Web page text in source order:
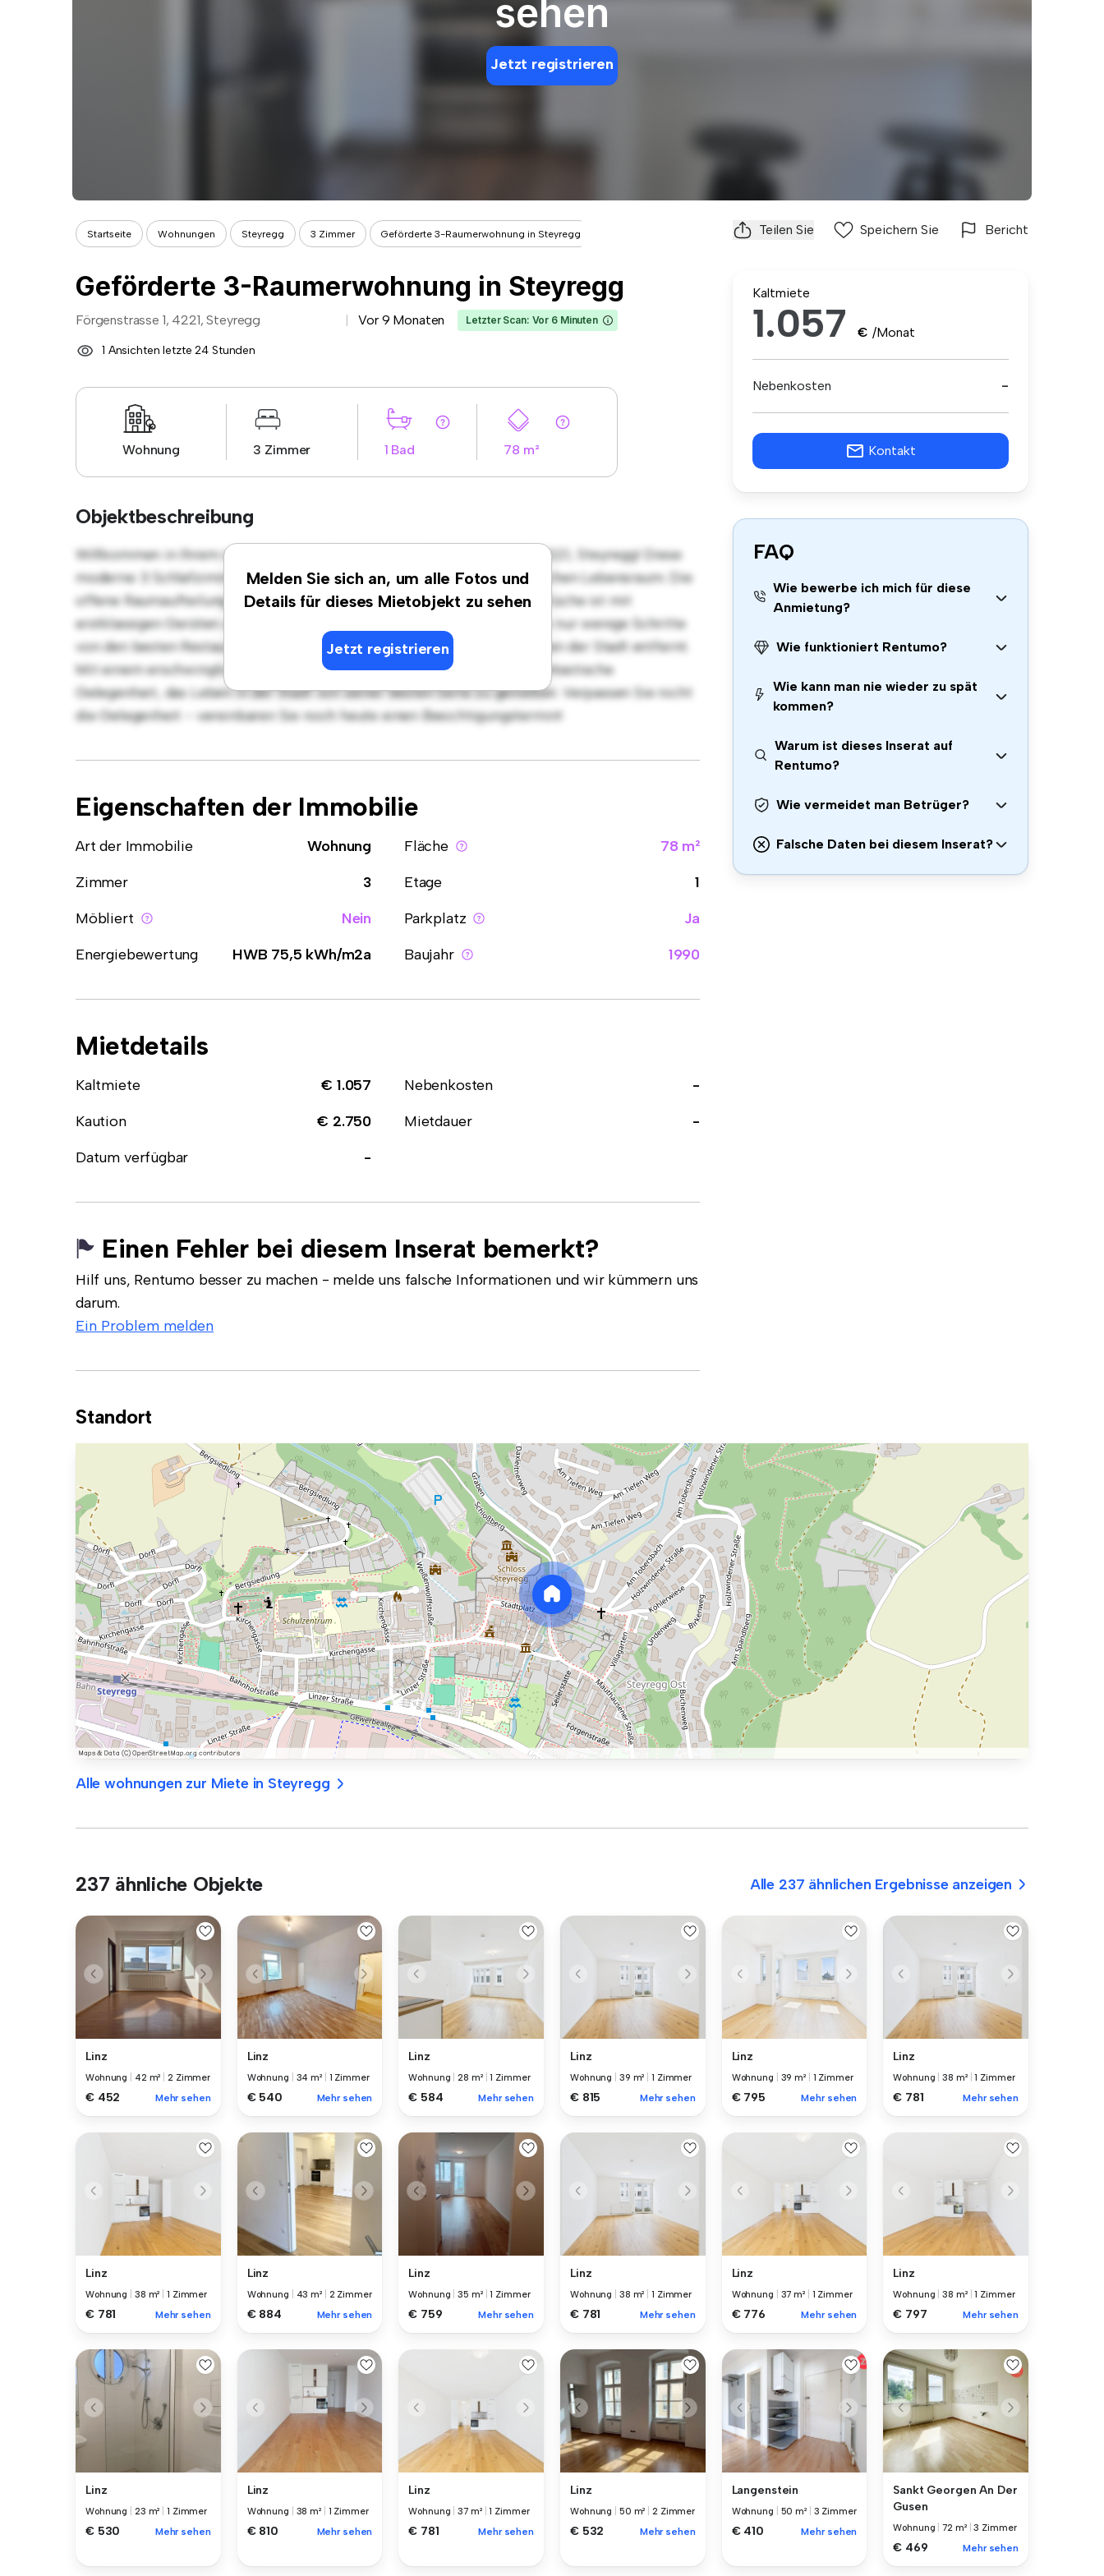
sehen
Jetzt registrieren
Startseite Wohnungen Steyregg 3 Zimmer Geförderte 3-Raumerwohnung in Steyregg Teilen Sie Speichern Sie Bericht
Geförderte 3-Raumerwohnung in Steyregg
Förgenstrasse 1, 4221, Steyregg Vor 9 Monaten Letzter Scan: Vor 6 Minuten
1 Ansichten letzte 24 Stunden
Wohnung 3 Zimmer 1 Bad 78 m²
Objektbeschreibung
Melden Sie sich an, um alle Fotos und
Details für dieses Mietobjekt zu sehen
Jetzt registrieren
Willkommen in Ihrem neuen urbanen Rückzugsort in Förgenstrasse 1, 4221, Steyregg! Diese
moderne 3 Schlafzimmer-Wohnung bietet einen stilvollen und gemütlichen Lebensraum. Die
offene Raumaufteilung eignet sich perfekt für Gäste, und die elegante Küche ist mit
erstklassigen Geräten ausgestattet. Dank der erstklassigen Lage sind Sie nur wenige Schritte
von den besten Restaurants, Geschäften und Unterhaltungsmöglichkeiten der Stadt entfernt.
Mit einem erschwinglichen Preis von € 1.057 ist diese Wohnung eine fantastische
Gelegenheit, das Leben in der Stadt von seiner besten Seite zu genießen. Verpassen Sie nicht
die Gelegenheit - vereinbaren Sie noch heute einen Besichtigungstermin!
Eigenschaften der Immobilie
Art der Immobilie Wohnung Fläche
78 m²
Zimmer
3 Etage
1
Möbliert
Nein Parkplatz
Ja
Energiebewertung
HWB 75,5 kWh/m2a Baujahr 1990
Mietdetails
Kaltmiete € 1.057 Nebenkosten
-
Kaution
€ 2.750 Mietdauer
-
Datum verfügbar
-
Einen Fehler bei diesem Inserat bemerkt?
Hilf uns, Rentumo besser zu machen - melde uns falsche Informationen und wir kümmern uns
darum.
Ein Problem melden
Kaltmiete
1.057 € /Monat
Nebenkosten -
Kontakt
FAQ
Wie bewerbe ich mich für diese
Anmietung?
Wie funktioniert Rentumo?
Wie kann man nie wieder zu spät
kommen?
Warum ist dieses Inserat auf
Rentumo?
Wie vermeidet man Betrüger?
Falsche Daten bei diesem Inserat?
Standort
Alle wohnungen zur Miete in Steyregg
237 ähnliche Objekte Alle 237 ähnlichen Ergebnisse anzeigen
Linz
Wohnung 42 m² |2 Zimmer
€ 452 Mehr sehen
Linz
Wohnung 34 m² 1 Zimmer
€ 540 Mehr sehen
Linz
Wohnung |28 m² |1 Zimmer
€ 584 Mehr sehen
Linz
Wohnung 39 m² 1 Zimmer
€ 815 Mehr sehen
Linz
Wohnung 39 m² 1 Zimmer
€ 795 Mehr sehen
Linz
Wohnung |38 m² |1 Zimmer
€ 781 Mehr sehen
Linz
Wohnung 38 m² |1 Zimmer
€ 781 Mehr sehen
Linz
Wohnung 43 m² 2 Zimmer
€ 884 Mehr sehen
Linz
Wohnung |35 m² |1 Zimmer
€ 759 Mehr sehen
Linz
Wohnung 38 m² 1 Zimmer
€ 781 Mehr sehen
Linz
Wohnung 37 m² 1 Zimmer
€ 776 Mehr sehen
Linz
Wohnung |38 m² |1 Zimmer
€ 797 Mehr sehen
Linz
Wohnung 23 m² |1 Zimmer
€ 530 Mehr sehen
Linz
Wohnung 38 m² 1 Zimmer
€ 810 Mehr sehen
Linz
Wohnung |37 m² |1 Zimmer
€ 781 Mehr sehen
Linz
Wohnung 50 m² 2 Zimmer
€ 532 Mehr sehen
Langenstein
Wohnung 50 m² 3 Zimmer
€ 410 Mehr sehen
Sankt Georgen An Der
Gusen
Wohnung |72 m² |3 Zimmer
€ 469 Mehr sehen